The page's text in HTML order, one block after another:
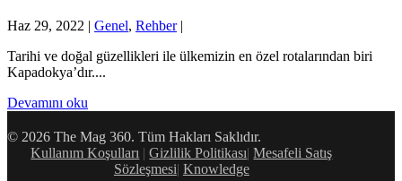
Haz 29, 2022 | Genel, Rehber|
Tarihi ve doğal güzellikleri ile ülkemizin en özel rotalarından biri
Kapadokya’dır....
Devamını oku
© 2026 The Mag 360. Tüm Hakları Saklıdır.
Kullanım Koşulları |Gizlilik Politikası|Mesafeli Satış
Sözleşmesi| Knowledge